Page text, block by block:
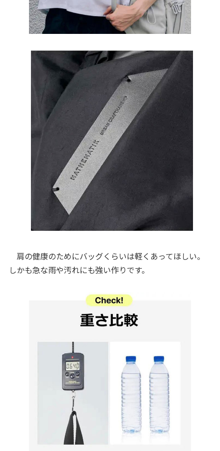
肩の健康のためにバッグくらいは軽くあってほしい。
しかも急な雨や汚れにも強い作りです。